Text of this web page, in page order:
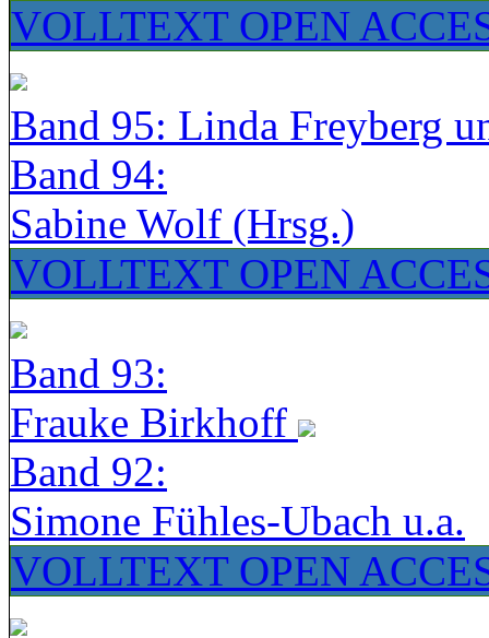
VOLLTEXT OPEN
Band 95: Linda Freyberg
Band 94:
Sabine Wolf (Hrsg.)
VOLLTEXT OPEN
Band 93:
Frauke Birkhoff
Band 92:
Simone Fühles-Ubach u.a.
VOLLTEXT OPEN